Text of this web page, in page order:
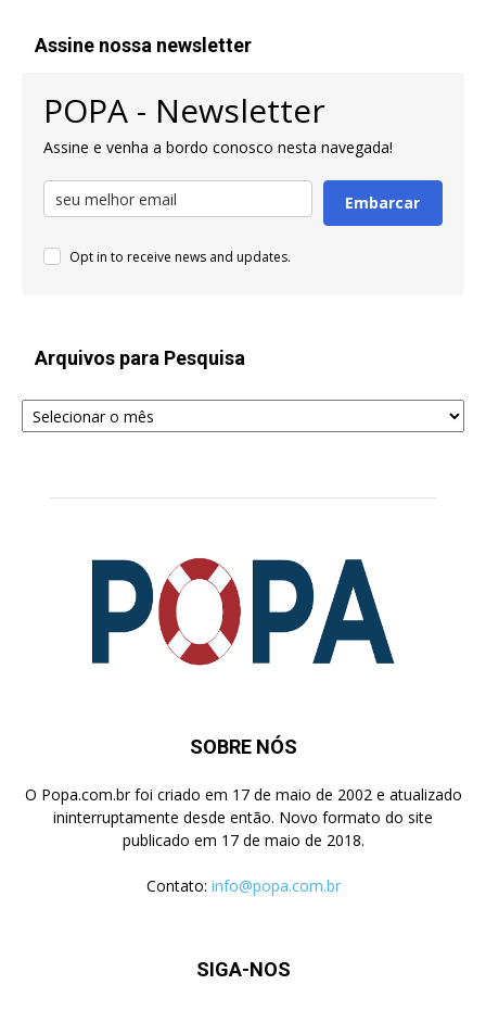
Assine nossa newsletter
POPA - Newsletter
Assine e venha a bordo conosco nesta navegada!
Embarcar
Opt in to receive news and updates.
Arquivos para Pesquisa
Arquivos
para
SOBRE NÓS
O Popa.com.br foi criado em 17 de maio de 2002 e atualizado
ininterruptamente desde então. Novo formato do site
publicado em 17 de maio de 2018.
Contato: info@popa.com.br
SIGA-NOS